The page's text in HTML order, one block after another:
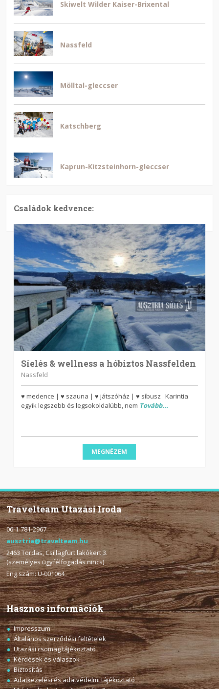
Skiwelt Wilder Kaiser-Brixental
Nassfeld
Mölltal-gleccser
Katschberg
Kaprun-Kitzsteinhorn-gleccser
Családok kedvence:
Síelés & wellness a hóbiztos Nassfelden
Nassfeld
♥ medence | ♥ szauna | ♥ játszóház | ♥ síbusz Karintia
egyik legszebb és legsokoldalúbb, nem Tovább...
MEGNÉZEM
Travelteam Utazási Iroda
06-1-781-2967
ausztria@travelteam.hu
2463 Tordas, Csillagfürt lakókert 3.
(személyes ügyfélfogadás nincs)
Eng.szám: U-001064
Hasznos információk
Impresszum
Általános szerződési feltételek
Utazási csomag tájékoztató
Kérdések és válaszok
Biztosítás
Adatkezelési és adatvédelmi tájékoztató